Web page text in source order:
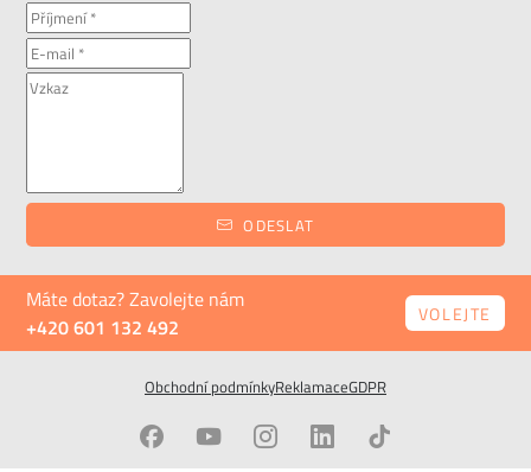
ODESLAT
Máte dotaz? Zavolejte nám
+420 601 132 492
VOLEJTE
Obchodní podmínkyReklamaceGDPR